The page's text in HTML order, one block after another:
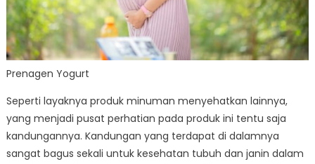
Prenagen Yogurt
Seperti layaknya produk minuman menyehatkan lainnya,
yang menjadi pusat perhatian pada produk ini tentu saja
kandungannya. Kandungan yang terdapat di dalamnya
sangat bagus sekali untuk kesehatan tubuh dan janin dalam